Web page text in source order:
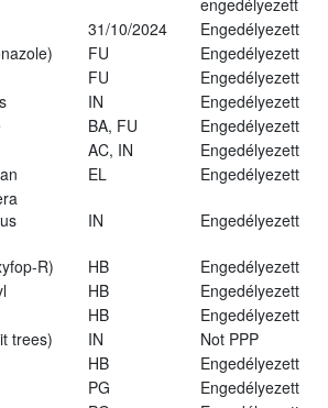
engedélyezett
31/10/2024
Engedélyezett
FU
Engedélyezett
FU
Engedélyezett
IN
Engedélyezett
BA, FU
Engedélyezett
AC, IN
Engedélyezett
EL
Engedélyezett
IN Engedélyezett
R) HB
Engedélyezett
HB
Engedélyezett
HB
Engedélyezett
trees)
IN
Not PPP
HB
Engedélyezett
PG
Engedélyezett